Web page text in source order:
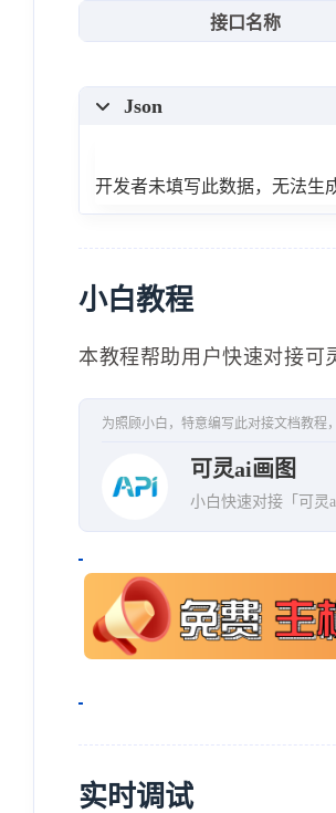
接口名称
Json
开发者未填写此数据，无法
小白教程
本教程帮助用户快速对接可
为照顾小白，特意编写此对接文档教程
可灵ai画图
小白快速对接「可灵
实时调试